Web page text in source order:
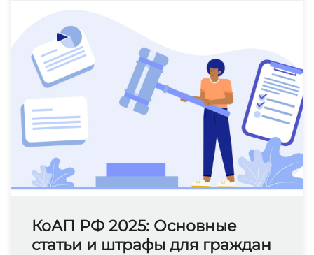
КоАП РФ 2025: Основные
статьи и штрафы для граждан